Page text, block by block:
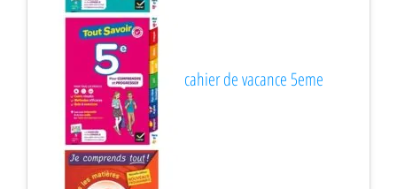
cahier de vacance 5eme